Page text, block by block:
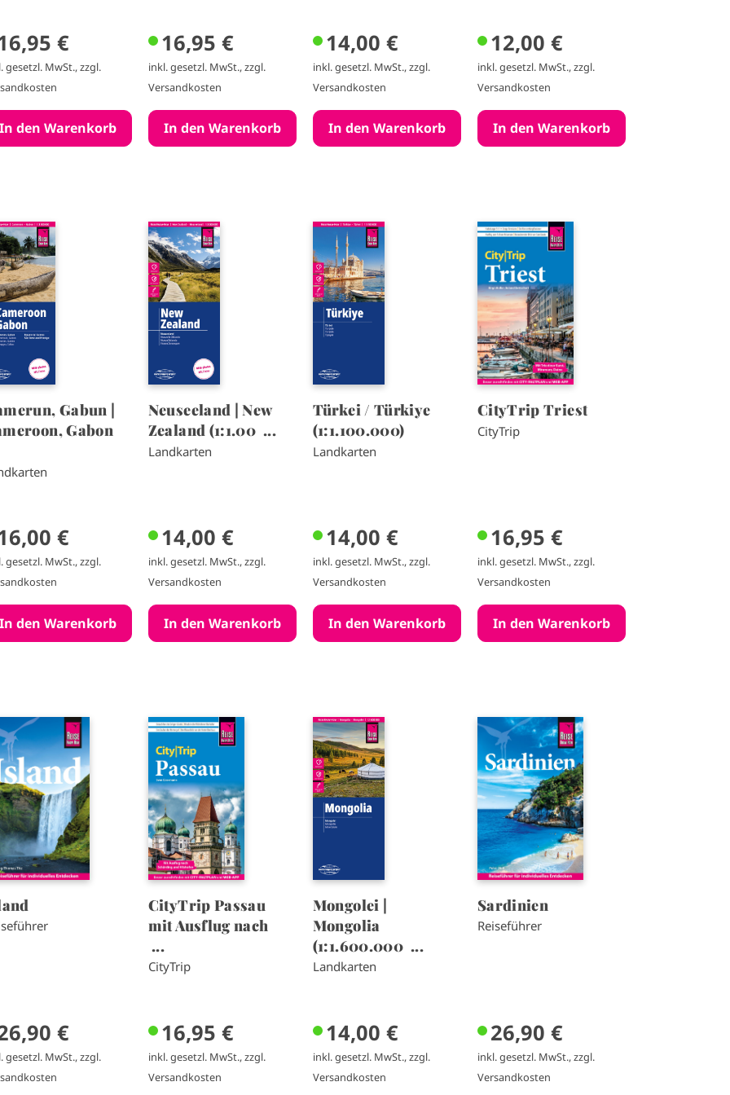
€
gesetzl. MwSt., zzgl.
16,95 €
inkl. gesetzl. MwSt., zzgl.
Versandkosten
14,00 €
inkl. gesetzl. MwSt., zzgl.
Versandkosten
12,00 €
inkl. gesetzl. MwSt., zzgl.
Versandkosten
Gabun |
Gabon
€
gesetzl. MwSt., zzgl.
I
m
a
g
Neuseeland | New
Zealand (1:1.00 ...
Landkarten
14,00 €
inkl. gesetzl. MwSt., zzgl.
Versandkosten
I
m
a
g
Türkei / Türkiye
(1:1.100.000)
Landkarten
14,00 €
inkl. gesetzl. MwSt., zzgl.
Versandkosten
I
m
a
g
e
CityTrip Triest
CityTrip
16,95 €
inkl. gesetzl. MwSt., zzgl.
Versandkosten
€
gesetzl. MwSt., zzgl.
I
m
a
g
e
CityTrip Passau
mit Ausflug nach
...
CityTrip
16,95 €
inkl. gesetzl. MwSt., zzgl.
Versandkosten
I
m
a
g
Mongolei |
Mongolia
(1:1.600.000 ...
Landkarten
14,00 €
inkl. gesetzl. MwSt., zzgl.
Versandkosten
I
a
g
e
Sardinien
Reiseführer
26,90 €
inkl. gesetzl. MwSt., zzgl.
Versandkosten